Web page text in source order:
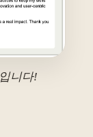
니다!